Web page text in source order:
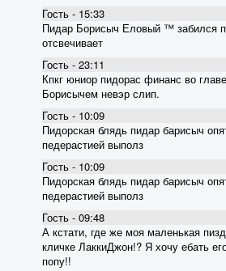
Гость - 15:33
Пидар Борисыч Еловый ™ забился
отсвечивает
Гость - 23:11
Кпкг юниор пидорас финанс во
Борисычем невэр слип.
Гость - 10:09
Пидорская блядь пидар барисыч
педерастией выполз
Гость - 10:09
Пидорская блядь пидар барисыч
педерастией выполз
Гость - 09:48
А кстати, где же моя маленькая
кличке ЛаккиДжон!? Я хочу ебать
попу!!